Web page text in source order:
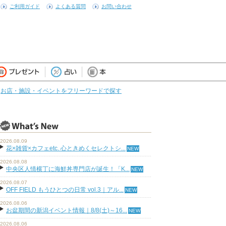
ご利用ガイド よくある質問 お問い合わせ
お店・施設・イベントをフリーワードで探す
2026.08.09
花×雑貨×カフェetc. 心ときめくセレクトシ...
2026.08.08
中央区人情横丁に海鮮丼専門店が誕生！「K...
2026.08.07
OFF FIELD もうひとつの日常 vol.3｜アル...
2026.08.06
お盆期間の新潟イベント情報｜8/8(土)～16...
2026.08.06